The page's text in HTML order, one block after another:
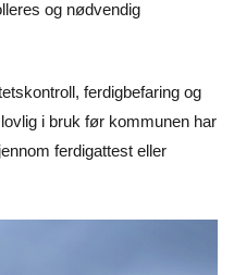
og nødvendig
ferdigbefaring og
i bruk før kommunen har
ferdigattest eller